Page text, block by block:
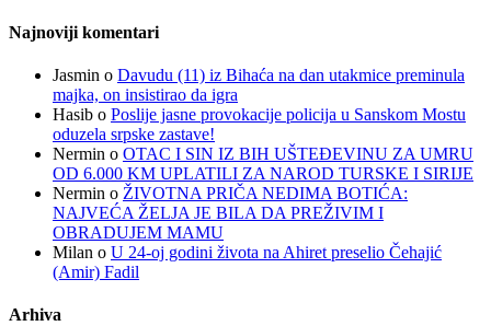
Najnoviji komentari
Jasmin o Davudu (11) iz Bihaća na dan utakmice preminula
majka, on insistirao da igra
Hasib o Poslije jasne provokacije policija u Sanskom Mostu
oduzela srpske zastave!
Nermin o OTAC I SIN IZ BIH UŠTEĐEVINU ZA UMRU
OD 6.000 KM UPLATILI ZA NAROD TURSKE I SIRIJE
Nermin o ŽIVOTNA PRIČA NEDIMA BOTIĆA:
NAJVEĆA ŽELJA JE BILA DA PREŽIVIM I
OBRADUJEM MAMU
Milan o U 24-oj godini života na Ahiret preselio Čehajić
(Amir) Fadil
Arhiva